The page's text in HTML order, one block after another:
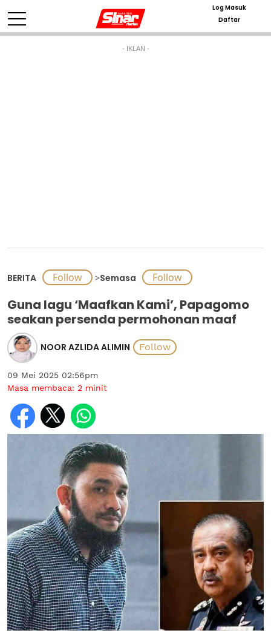
Log Masuk
Daftar
- IKLAN -
BERITA >Semasa
Guna lagu ‘Maafkan Kami’, Papagomo
seakan persenda permohonan maaf
NOOR AZLIDA ALIMIN
09 Mei 2025 02:56pm
Masa membaca: 2 minit